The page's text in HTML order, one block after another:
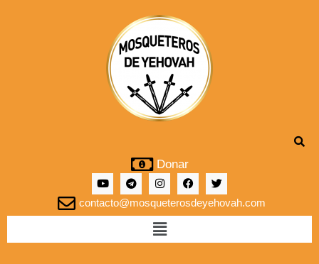
Donar
contacto@mosqueterosdeyehovah.com